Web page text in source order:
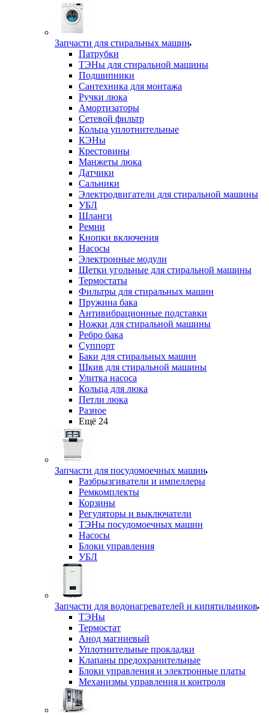
Запчасти для стиральных машин
Патрубки
ТЭНы для стиральной машины
Подшипники
Сантехника для монтажа
Ручки люка
Амортизаторы
Сетевой фильтр
Кольца уплотнительные
КЭНы
Крестовины
Манжеты люка
Датчики
Сальники
Электродвигатели для стиральной машины
УБЛ
Шланги
Ремни
Кнопки включения
Насосы
Электронные модули
Щетки угольные для стиральной машины
Термостаты
Фильтры для стиральных машин
Пружина бака
Антивибрационные подставки
Ножки для стиральной машины
Ребро бака
Суппорт
Баки для стиральных машин
Шкив для стиральной машины
Улитка насоса
Кольца для люка
Петли люка
Разное
Ещё 24
Запчасти для посудомоечных машин
Разбрызгиватели и импеллеры
Ремкомплекты
Корзины
Регуляторы и выключатели
ТЭНы посудомоечных машин
Насосы
Блоки управления
УБЛ
Запчасти для водонагревателей и кипятильников
ТЭНы
Термостат
Анод магниевый
Уплотнительные прокладки
Клапаны предохранительные
Блоки управления и электронные платы
Механизмы управления и контроля